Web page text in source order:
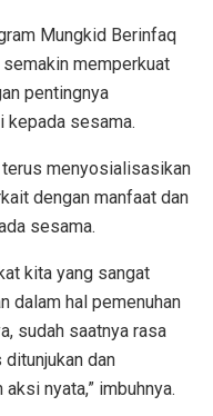
Mungkid Berinfaq
memperkuat
pentingnya
kepada sesama.
terus menyosialisasikan
dengan manfaat dan
sesama.
kita yang sangat
dalam hal pemenuhan
sudah saatnya rasa
dan
nyata,” imbuhnya.